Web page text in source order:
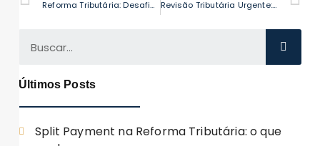
Reforma Tributária: Desafios e Oportunidades para Igrejas no Simples Nacional Revisão Tributária Urgente: Evite Perder Milhões na Reforma
Últimos Posts
Split Payment na Reforma Tributária: o que